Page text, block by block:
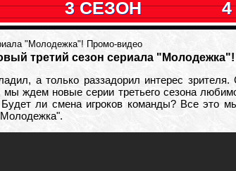
3 СЕЗОН
"Молодежка"! Промо-видео
третий сезон сериала
а только раззадорил интерес
мы ждем новые серии третьего сезона
ли смена игроков команды? Все это